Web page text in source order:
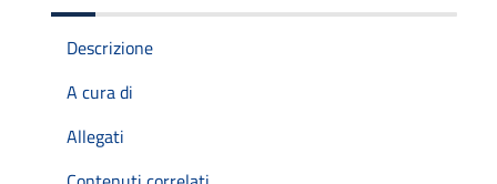
Descrizione
A cura di
Allegati